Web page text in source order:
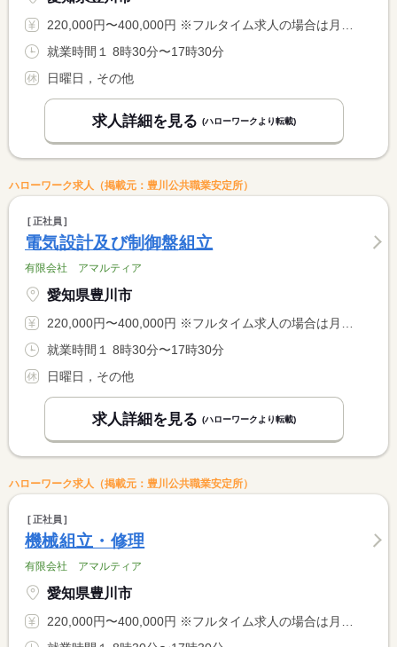
220,000円〜400,000円 ※フルタイム求人の場合は月額（換算額）、パート求人の場合は時間額を表示しています。
就業時間１ 8時30分〜17時30分
日曜日，その他
求人詳細を見る (ハローワークより転載)
ハローワーク求人（掲載元：豊川公共職業安定所）
正社員
電気設計及び制御盤組立
有限会社 アマルティア
愛知県豊川市
220,000円〜400,000円 ※フルタイム求人の場合は月額（換算額）、パート求人の場合は時間額を表示しています。
就業時間１ 8時30分〜17時30分
日曜日，その他
求人詳細を見る (ハローワークより転載)
ハローワーク求人（掲載元：豊川公共職業安定所）
正社員
機械組立・修理
有限会社 アマルティア
愛知県豊川市
220,000円〜400,000円 ※フルタイム求人の場合は月額（換算額）、パート求人の場合は時間額を表示しています。